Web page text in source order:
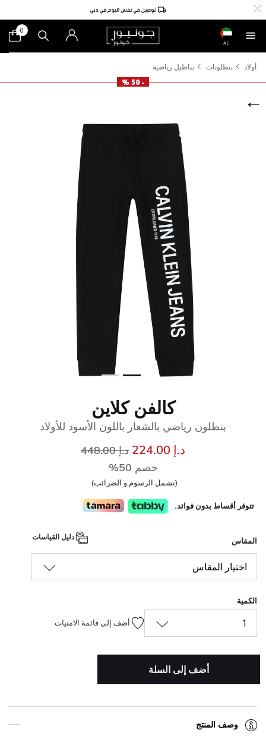
AE
0
أولاد بنطلونات
بناطيل رياضية
- 50 %
كالفن كلاين
بنطلون رياضي بالشعار باللون الأسود للأولاد
د.إ 224.00 سعر مخفض مند.إ 448.00
خصم 50%
(تشمل الرسوم و الضرائب)
تتوفر أقساط بدون فوائد.
المقاس
اختيار المقاس
الكمية
1 أضف إلى قائمة الامنيات
أضف إلى السلة
وصف المنتج